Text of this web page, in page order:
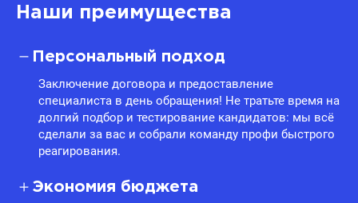
Наши преимущества
Персональный подход
Заключение договора и предоставление
специалиста в день обращения! Не тратьте время на
долгий подбор и тестирование кандидатов: мы всё
сделали за вас и собрали команду профи быстрого
реагирования.
Экономия бюджета